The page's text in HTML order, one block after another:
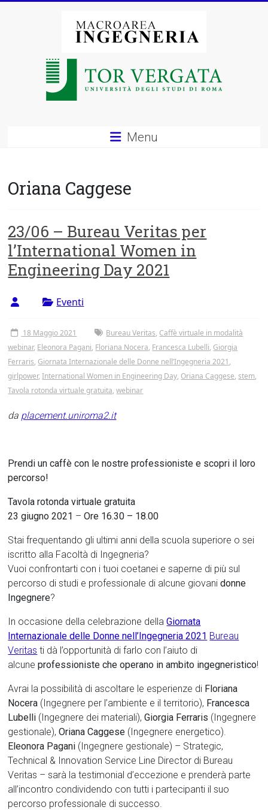
Macroarea
degli
di
Roma
Tor
Vergata
Menu
Oriana Caggese
23/06 – Bureau Veritas per
l’International Women in
Engineering Day 2021
Eventi
18 Maggio 2021 Bureau Veritas, Caffè virtuale in modalità
webinar, Eleonora Pagani, Floriana Nocera, Francesca Lubelli, Giorgia
Ferraris, Giornata Internazionale delle Donne nell’Ingegneria 2021 ,
girlpower,International Women in Engineering Day, Oriana Caggese,stem,
Tavola rotonda virtuale gratuita,webinar
da placement.uniroma2.it
Prendi un caffè con le nostre professioniste e scopri il loro
percorso!
Tavola rotonda virtuale gratuita
23 giugno 2021 –Ore 16.30 – 18.00
Stai frequentando gli ultimi anni della scuola superiore o sei
iscritto alla Facoltà di Ingegneria?
Vuoi confrontarti con i tuoi coetanei e saperne di più sul
percorso di studi e professionale di alcune giovanidonne
Ingegnere?
In occasione della celebrazione dellaGiornata
Internazionale delle Donne nell’Ingegneria 2021 Bureau
Veritas ti dà l’opportunità di farlo con l’aiuto di
alcuneprofessioniste che operano in ambito ingegneristico!
Avrai la possibilità di ascoltare le esperienze di Floriana
Nocera (Ingegnere per l’ambiente e il territorio), Francesca
Lubelli (Ingegnere dei materiali),Giorgia Ferraris (Ingegnere
gestionale),Oriana Caggese (Ingegnere energetico).
Eleonora Pagani (Ingegnere gestionale) – Strategic,
Technical & Innovation Service Line Director di Bureau
Veritas – sarà la testimonial d’eccezione e prenderà parte
all’incontro condividendo con tutti i partecipanti il suo
percorso professionale di successo.